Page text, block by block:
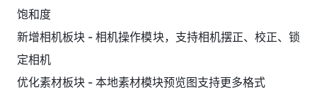
饱和度
新增相机板块 - 相机操作模块，支持相机摆正、校正、锁
定相机
优化素材板块 - 本地素材模块预览图支持更多格式